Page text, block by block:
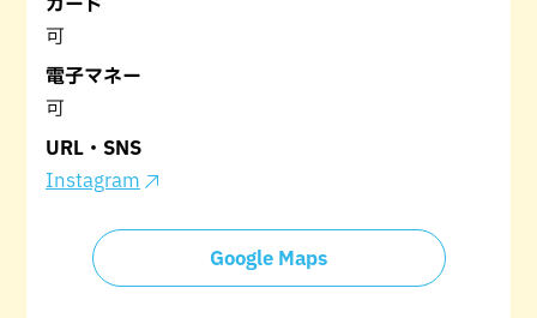
カード
可
電子マネー
可
URL・SNS
Instagram
Google Maps